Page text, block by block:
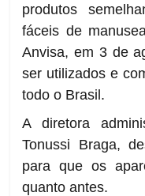
produtos
fáceis de
Anvisa, em 3 de
ser utilizados e
todo o Brasil.
A diretora
Tonussi Braga,
para que os
quanto antes.